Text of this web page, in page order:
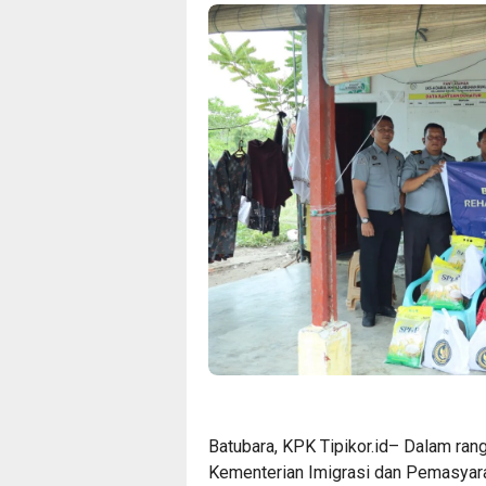
Batubara, KPK Tipikor.id– Dalam
Kementerian Imigrasi dan